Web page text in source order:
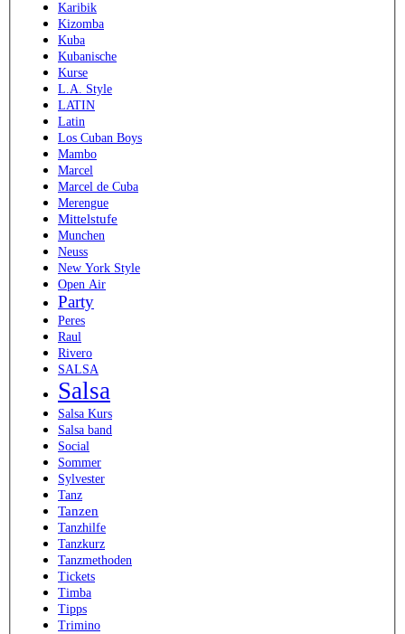
Karibik
Kizomba
Kuba
Kubanische
Kurse
L.A. Style
LATIN
Latin
Los Cuban Boys
Mambo
Marcel
Marcel de Cuba
Merengue
Mittelstufe
Munchen
Neuss
New York Style
Open Air
Party
Peres
Raul
Rivero
SALSA
Salsa
Salsa Kurs
Salsa band
Social
Sommer
Sylvester
Tanz
Tanzen
Tanzhilfe
Tanzkurz
Tanzmethoden
Tickets
Timba
Tipps
Trimino